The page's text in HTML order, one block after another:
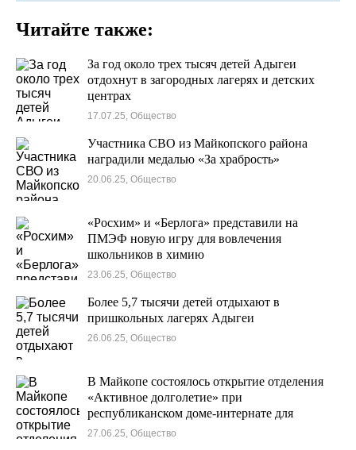
Читайте также:
За год около трех тысяч детей Адыгеи
отдохнут в загородных лагерях и детских
центрах
17.07.25, Общество
Участника СВО из Майкопского района
наградили медалью «За храбрость»
20.06.25, Общество
«Росхим» и «Берлога» представили на
ПМЭФ новую игру для вовлечения
школьников в химию
23.06.25, Общество
Более 5,7 тысячи детей отдыхают в
пришкольных лагерях Адыгеи
26.06.25, Общество
В Майкопе состоялось открытие отделения
«Активное долголетие» при
республиканском доме-интернате для
престарелых и инвалидов
27.06.25, Общество